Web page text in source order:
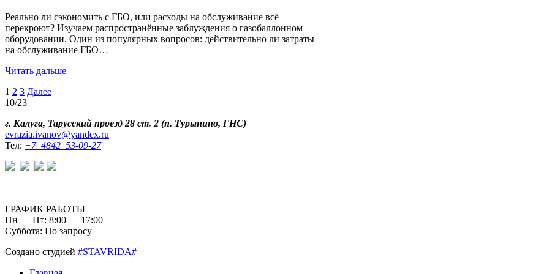
Реально ли сэкономить с ГБО, или расходы на обслуживание всё
перекроют? Изучаем распространённые заблуждения о газобаллонном
оборудовании. Один из популярных вопросов: действительно ли затраты
на обслуживание ГБО…
Читать дальше
1 2 3 Далее
10/23
г. Калуга, Тарусский проезд 28 ст. 2 (п. Турынино, ГНС)
evrazia.ivanov@yandex.ru
Тел: +7 4842 53-09-27
ГРАФИК РАБОТЫ
Пн — Пт: 8:00 — 17:00
Суббота: По запросу
Создано студией #STAVRIDA#